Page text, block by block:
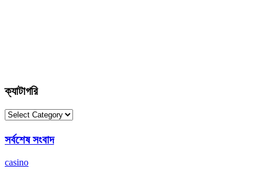
ক্যাটাগরি
ক্যাটাগরি
সর্বশেষ সংবাদ
casino